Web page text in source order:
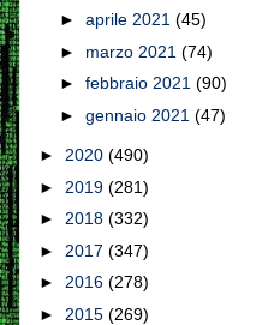
► aprile 2021 (45)
► marzo 2021 (74)
► febbraio 2021 (90)
► gennaio 2021 (47)
► 2020 (490)
► 2019 (281)
► 2018 (332)
► 2017 (347)
► 2016 (278)
► 2015 (269)